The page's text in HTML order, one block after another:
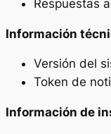
Respuestas
Información
Versión del
Token de
Información de